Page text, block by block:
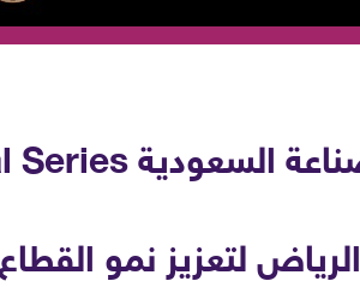
الرياض لتعزيز نمو